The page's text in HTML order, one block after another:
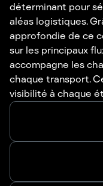
déterminant pour
aléas logistiques.
approfondie de ce
sur les principaux
accompagne les
chaque transport.
visibilité à chaque